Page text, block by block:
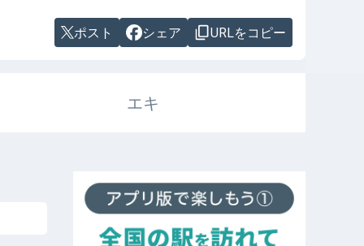
ポスト シェア URLをコピー
エキ